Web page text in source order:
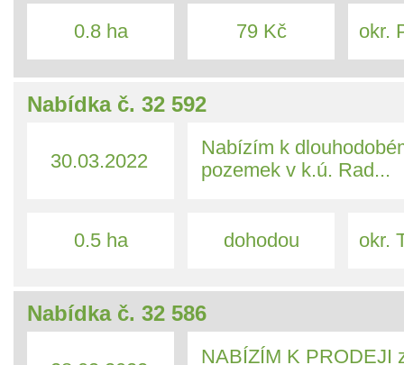
0.8 ha 79 Kč okr.
Nabídka č. 32 592
30.03.2022
Nabízím k
pozemek v k.ú. Rad...
0.5 ha dohodou okr.
Nabídka č. 32 586
NABÍZÍM K PRODEJI